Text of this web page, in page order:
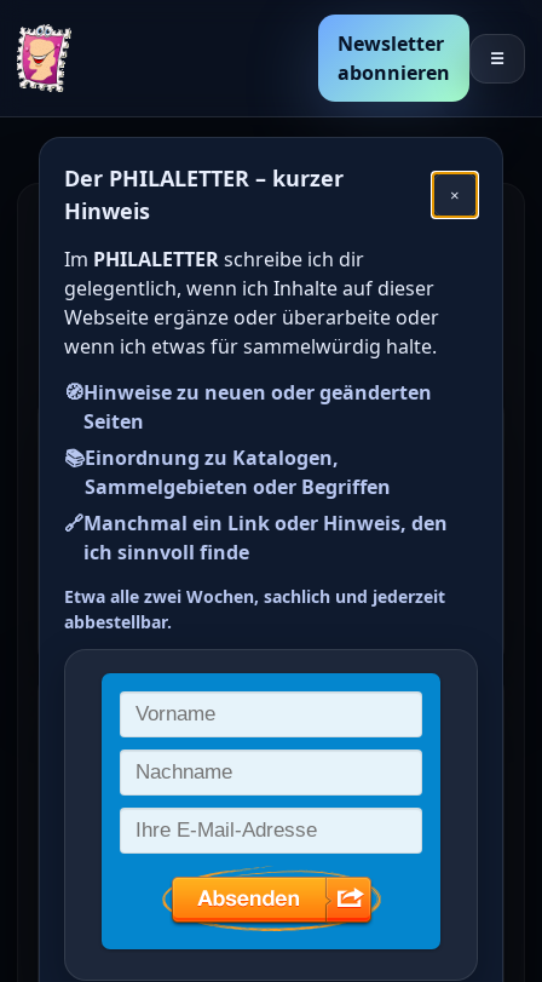
Newsletter
abonnieren
☰
Der PHILALETTER – kurzer
Hinweis
×
Im PHILALETTERschreibe ich dir
gelegentlich, wenn ich Inhalte auf dieser
Webseite ergänze oder überarbeite oder
wenn ich etwas für sammelwürdig halte.
🧭Hinweise zu neuen oder geänderten
Seiten
📚Einordnung zu Katalogen,
Sammelgebieten oder Begriffen
🔗Manchmal ein Link oder Hinweis, den
ich sinnvoll finde
Etwa alle zwei Wochen, sachlich und jederzeit
abbestellbar.
Den Katalogwert von
deutschen Briefmarken
online bestimmen /
ermitteln
Briefmarke zu Westberlin
Wiederaufbau der Berliner
Philharmonie 10+5 Pfg
dunkelolivgrün
ein Treffer von 30
Wiederaufbau der Berliner
Philharmonie(10+5 Pfg)
Vergrößertes Bild bei Klick auf Bild
Ausgabeanlass
Wiederaufbau der Berliner Philharmonie
Sammelgebiet
Westberlin